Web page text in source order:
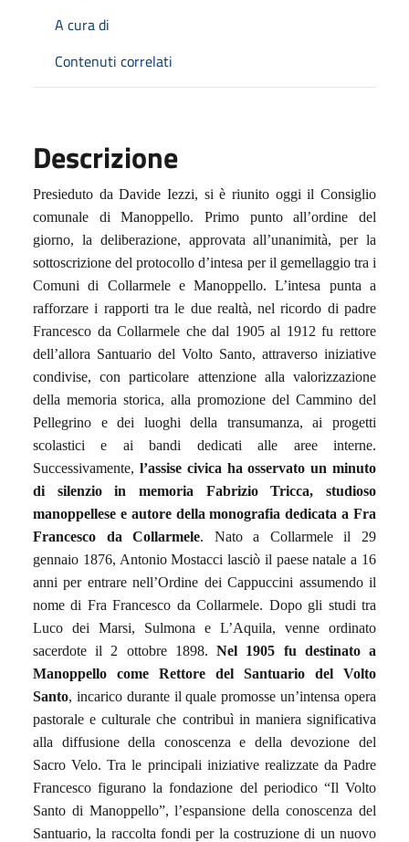
A cura di
Contenuti correlati
Descrizione
Presieduto da Davide Iezzi, si è riunito oggi il Consiglio
comunale di Manoppello. Primo punto all’ordine del
giorno, la deliberazione, approvata all’unanimità, per la
sottoscrizione del protocollo d’intesa per il gemellaggio tra i
Comuni di Collarmele e Manoppello. L’intesa punta a
rafforzare i rapporti tra le due realtà, nel ricordo di padre
Francesco da Collarmele che dal 1905 al 1912 fu rettore
dell’allora Santuario del Volto Santo, attraverso iniziative
condivise, con particolare attenzione alla valorizzazione
della memoria storica, alla promozione del Cammino del
Pellegrino e dei luoghi della transumanza, ai progetti
scolastici e ai bandi dedicati alle aree interne.
Successivamente, l’assise civica ha osservato un minuto
di silenzio in memoria Fabrizio Tricca, studioso
manoppellese e autore della monografia dedicata a Fra
Francesco da Collarmele.
Nato a Collarmele il 29
gennaio 1876, Antonio Mostacci lasciò il paese natale a 16
anni per entrare nell’Ordine dei Cappuccini assumendo il
nome di Fra Francesco da Collarmele. Dopo gli studi tra
Luco dei Marsi, Sulmona e L’Aquila, venne ordinato
sacerdote il 2 ottobre 1898.Nel 1905 fu destinato a
Manoppello come Rettore del Santuario del Volto
Santo, incarico durante il quale promosse un’intensa opera
pastorale e culturale che contribuì in maniera significativa
alla diffusione della conoscenza e della devozione del
Sacro Velo. Tra le principali iniziative realizzate da Padre
Francesco figurano la fondazione del periodico “Il Volto
Santo di Manoppello”, l’espansione della conoscenza del
Santuario, la raccolta fondi per la costruzione di un nuovo